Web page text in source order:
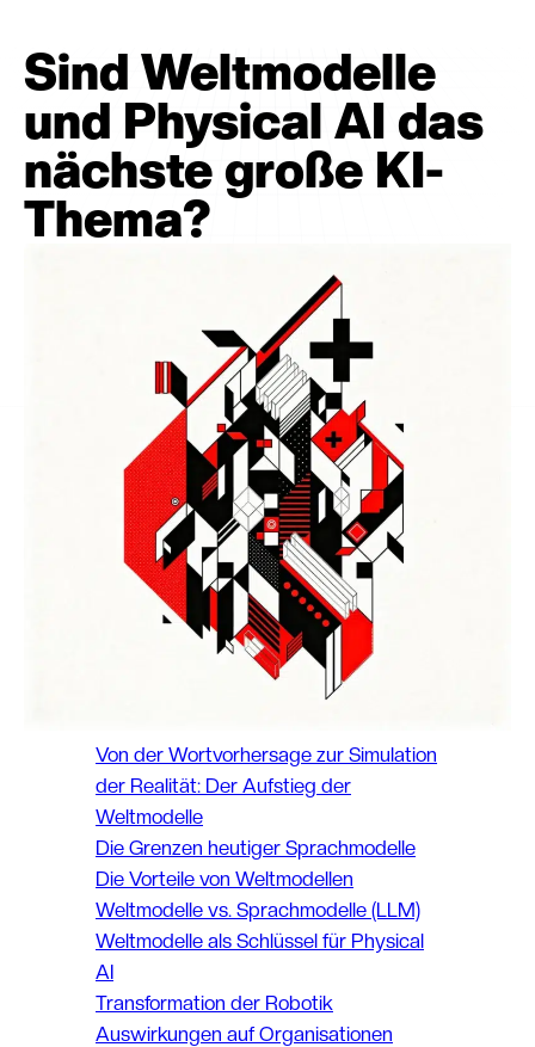
Sind Weltmodelle
und Physical AI das
nächste große KI-
Thema?
Von der Wortvorhersage zur Simulation
der Realität: Der Aufstieg der
Weltmodelle
Die Grenzen heutiger Sprachmodelle
Die Vorteile von Weltmodellen
Weltmodelle vs. Sprachmodelle (LLM)
Weltmodelle als Schlüssel für Physical
AI
Transformation der Robotik
Auswirkungen auf Organisationen